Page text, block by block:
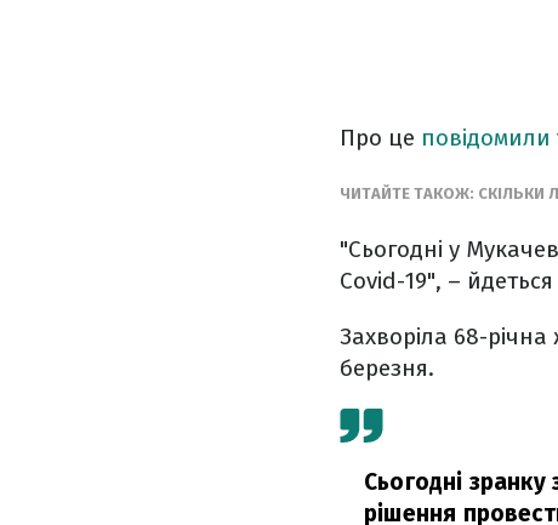
Про це повідомили
ЧИТАЙТЕ ТАКОЖ: СКІЛЬКИ
"Сьогодні у
Covid-19", –
Захворіла 68-річна
березня.
Сьогодні
рішення